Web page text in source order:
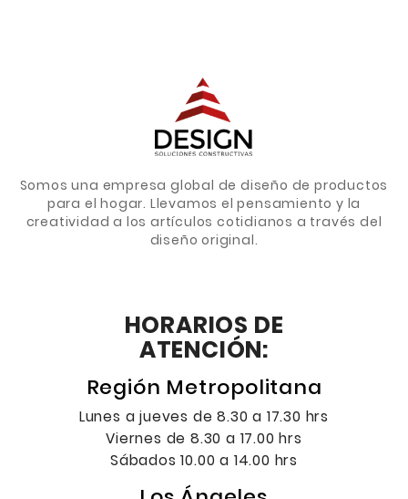
Somos una empresa global de diseño de productos
para el hogar. Llevamos el pensamiento y la
creatividad a los artículos cotidianos a través del
diseño original.
HORARIOS DE
ATENCIÓN:
Región Metropolitana
Lunes a jueves de 8.30 a 17.30 hrs
Viernes de 8.30 a 17.00 hrs
Sábados 10.00 a 14.00 hrs